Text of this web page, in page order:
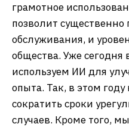
грамотное
позволит существенно
обслуживания, и
общества. Уже сегодня
используем ИИ для
опыта. Так, в этом
сократить сроки
случаев. Кроме того,